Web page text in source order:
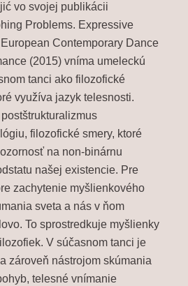
vo svojej publikácii
Problems. Expressive
Contemporary Dance
(2015) vníma umeleckú
tanci ako filozofické
využíva jazyk telesnosti.
filozofické smery, ktoré
na non-binárnu
našej existencie. Pre
zachytenie myšlienkového
sveta a nás v ňom
To sprostredkuje myšlienky
V súčasnom tanci je
zároveň nástrojom skúmania
telesné vnímanie